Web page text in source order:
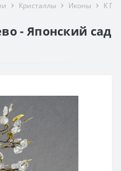
Кристаллы Иконы К
- Японский сад